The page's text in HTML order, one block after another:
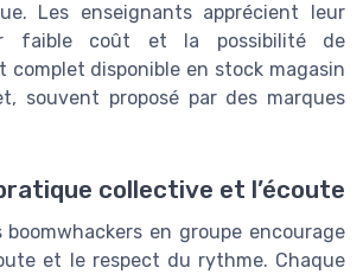
Les enseignants apprécient leur
faible coût et la possibilité de
complet disponible en stock magasin
souvent proposé par des marques
collective et l’écoute
en groupe encourage
et le respect du rythme. Chaque